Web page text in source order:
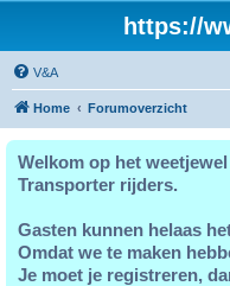
https://
V&A
Home Forumoverzicht
Welkom op het
Transporter rijders.
Gasten kunnen helaas
Omdat we te maken
Je moet je registreren,